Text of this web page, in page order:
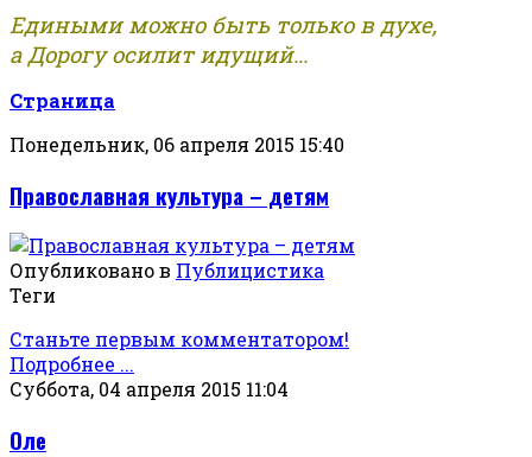
Едиными можно быть только в духе,
а Дорогу осилит идущий...
Страница
Понедельник, 06 апреля 2015 15:40
Православная культура – детям
Опубликовано в Публицистика
Теги
Станьте первым комментатором!
Подробнее ...
Суббота, 04 апреля 2015 11:04
Оле